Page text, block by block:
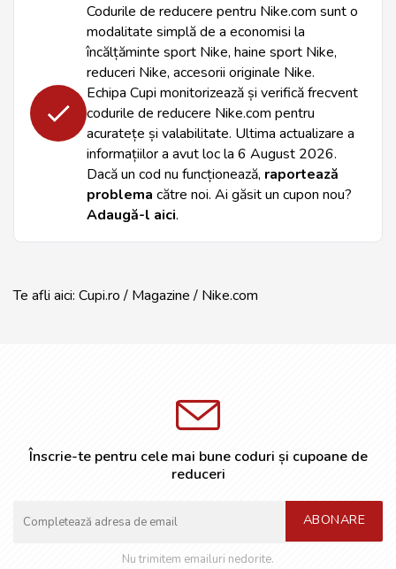
Codurile de reducere pentru Nike.com sunt o
modalitate simplă de a economisi la
încălțăminte sport Nike, haine sport Nike,
reduceri Nike, accesorii originale Nike.
Echipa Cupi monitorizează și verifică frecvent
codurile de reducere Nike.com pentru
acuratețe și valabilitate. Ultima actualizare a
informațiilor a avut loc la 6 August 2026.
Dacă un cod nu funcționează, raportează
problema către noi. Ai găsit un cupon nou?
Adaugă-l aici.
Te afli aici: Cupi.ro/ Magazine/ Nike.com
Înscrie-te pentru cele mai bune coduri și cupoane de
reduceri
ABONARE
Nu trimitem emailuri nedorite.